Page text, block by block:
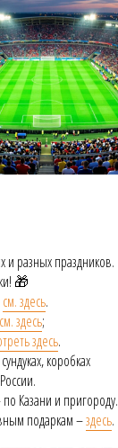
разных праздников.
🎁
см. здесь.
см. здесь;
здесь.
коробках
Казани и пригороду.
подаркам –здесь.